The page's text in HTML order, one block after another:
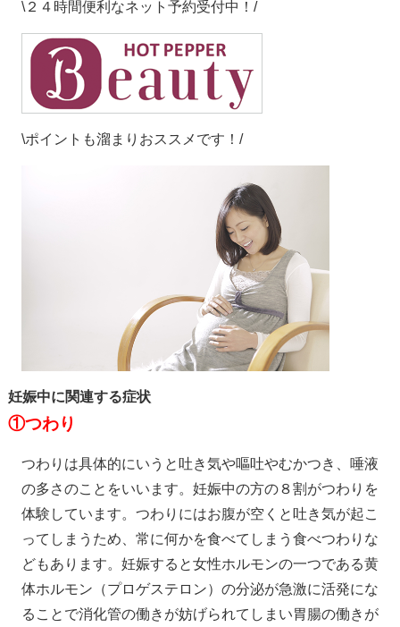
\２４時間便利なネット予約受付中！/
\ポイントも溜まりおススメです！/
妊娠中に関連する症状
①つわり
つわりは具体的にいうと吐き気や嘔吐やむかつき、唾液
の多さのことをいいます。妊娠中の方の８割がつわりを
体験しています。つわりにはお腹が空くと吐き気が起こ
ってしまうため、常に何かを食べてしまう食べつわりな
どもあります。妊娠すると女性ホルモンの一つである黄
体ホルモン（プロゲステロン）の分泌が急激に活発にな
ることで消化管の働きが妨げられてしまい胃腸の働きが